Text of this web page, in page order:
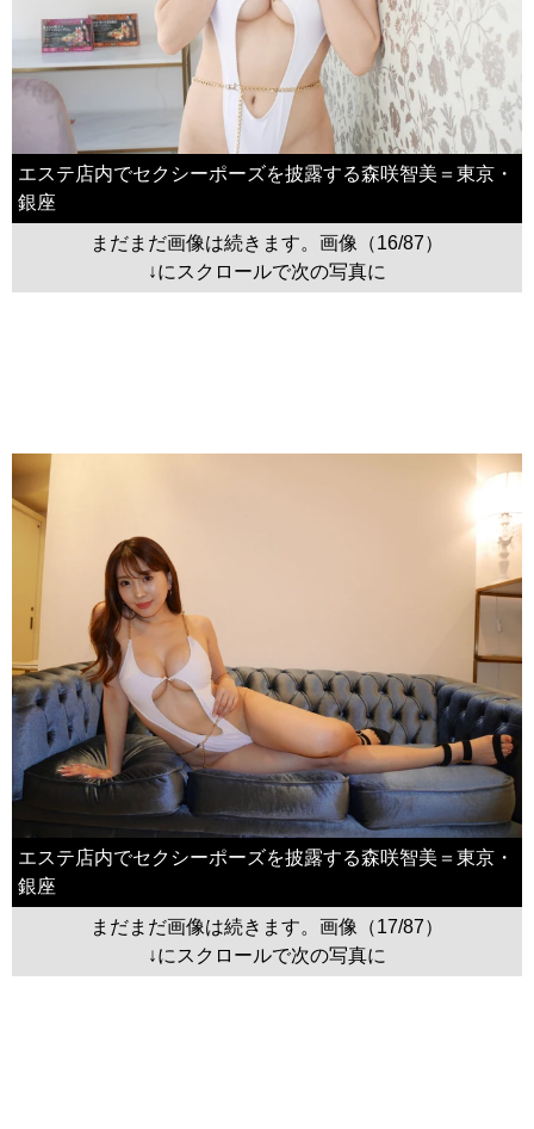
エステ店内でセクシーポーズを披露する森咲智美＝東京・
銀座
まだまだ画像は続きます。画像（16/87）
↓にスクロールで次の写真に
エステ店内でセクシーポーズを披露する森咲智美＝東京・
銀座
まだまだ画像は続きます。画像（17/87）
↓にスクロールで次の写真に